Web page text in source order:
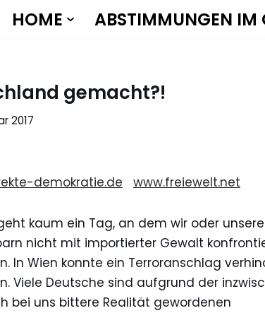
HOME ABSTIMMUNGEN IM
gemacht?!
2017
demokratie.de www.freiewelt.net
kaum ein Tag, an dem wir oder unsere
nicht mit importierter Gewalt
In Wien konnte ein Terroranschlag
Viele Deutsche sind aufgrund der
bei uns bittere Realität gewordenen